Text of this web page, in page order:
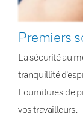
Premiers
La sécurité au
tranquillité
Fournitures de
vos travailleurs.